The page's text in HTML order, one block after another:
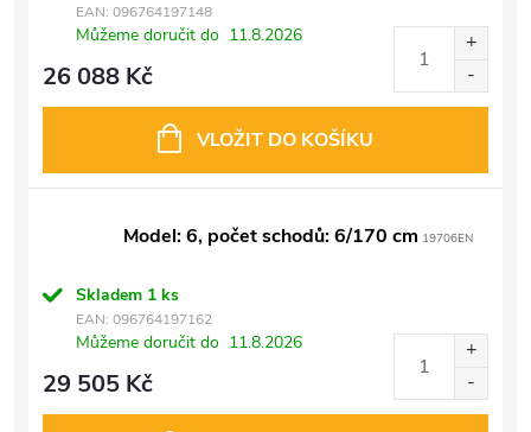
EAN: 096764197148
Můžeme doručit do 11.8.2026
26 088 Kč
VLOŽIT DO KOŠÍKU
Model: 6, počet schodů: 6/170 cm 19706EN
Skladem 1 ks
EAN: 096764197162
Můžeme doručit do 11.8.2026
29 505 Kč